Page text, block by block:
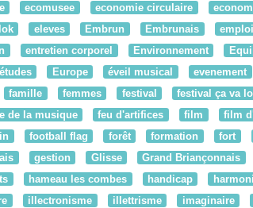
ecomusee economie circulaire
eleves Embrun Embrunais emploi
entretien corporel Environnement
études Europe éveil musical evenement
famille femmes festival festival ça va
de la musique feu d'artifices film film
football flag forêt formation fort
gestion Glisse Grand Briançonnais
hameau les combes handicap
illectronisme illettrisme imaginaire